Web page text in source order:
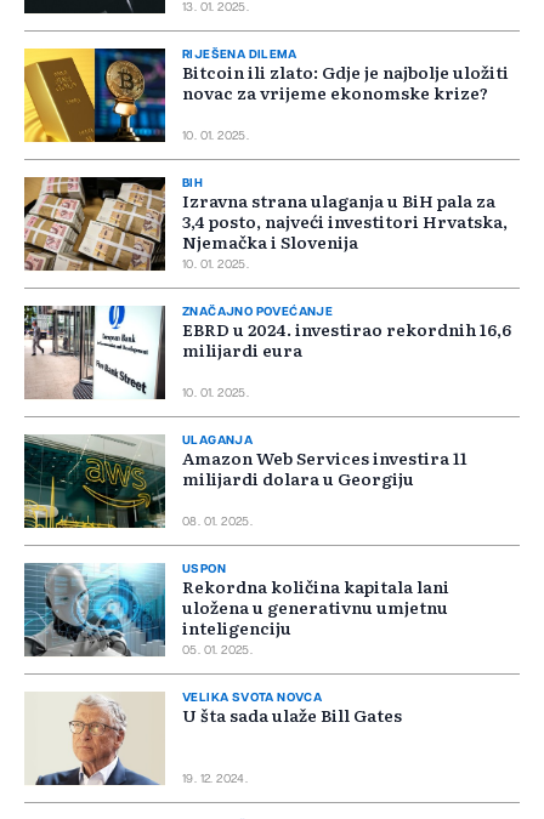
13. 01. 2025.
RIJEŠENA DILEMA
Bitcoin ili zlato: Gdje je najbolje uložiti
novac za vrijeme ekonomske krize?
10. 01. 2025.
BIH
Izravna strana ulaganja u BiH pala za
3,4 posto, najveći investitori Hrvatska,
Njemačka i Slovenija
10. 01. 2025.
ZNAČAJNO POVEĆANJE
EBRD u 2024. investirao rekordnih 16,6
milijardi eura
10. 01. 2025.
ULAGANJA
Amazon Web Services investira 11
milijardi dolara u Georgiju
08. 01. 2025.
USPON
Rekordna količina kapitala lani
uložena u generativnu umjetnu
inteligenciju
05. 01. 2025.
VELIKA SVOTA NOVCA
U šta sada ulaže Bill Gates
19. 12. 2024.